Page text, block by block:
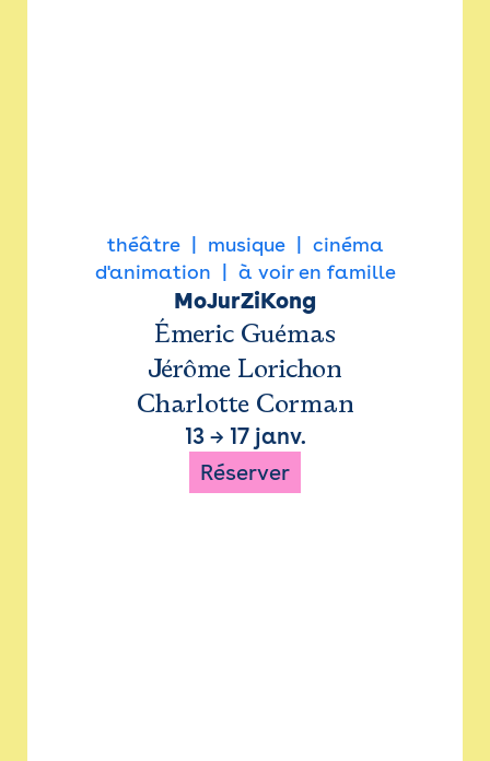
théâtre musique
cinéma
d'animation
à voir en famille
MoJurZiKong
Émeric Guémas
Jérôme Lorichon
Charlotte Corman
13→ 17 janv.
Réserver